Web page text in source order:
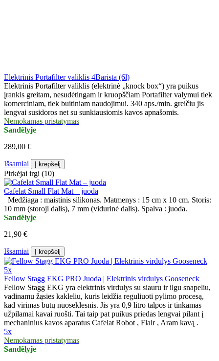
Elektrinis Portafilter valiklis 4Barista (6l)
Elektrinis Portafilter valiklis (elektrinė „knock box“) yra puikus
įrankis greitam, nesudėtingam ir kruopščiam Portafilter valymui tiek
komerciniam, tiek buitiniam naudojimui. 340 aps./min. greičiu jis
lengvai susidoros net su sunkiausiomis kavos apnašomis.
Nemokamas pristatymas
Sandėlyje
289,00 €
Išsamiai Į krepšelį
Pirkėjai irgi (10)
Cafelat Small Flat Mat – juoda
Medžiaga : maistinis silikonas. Matmenys : 15 cm x 10 cm. Storis:
10 mm (storoji dalis), 7 mm (vidurinė dalis). Spalva : juoda.
Sandėlyje
21,90 €
Išsamiai Į krepšelį
5x
Fellow Stagg EKG PRO Juoda | Elektrinis virdulys Gooseneck
Fellow Stagg EKG yra elektrinis virdulys su siauru ir ilgu snapeliu,
vadinamu žąsies kakleliu, kuris leidžia reguliuoti pylimo procesą,
kad virimas būtų nuoseklesnis. Jis yra 0,9 litro talpos ir tinkamas
užpilamai kavai ruošti. Tai taip pat puikus priedas lengvai pilant į
mechaninius kavos aparatus Cafelat Robot , Flair , Aram kavą .
5x
Nemokamas pristatymas
Sandėlyje